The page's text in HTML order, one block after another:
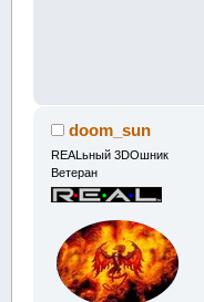
doom_sun
REALьный 3DOшник
Ветеран